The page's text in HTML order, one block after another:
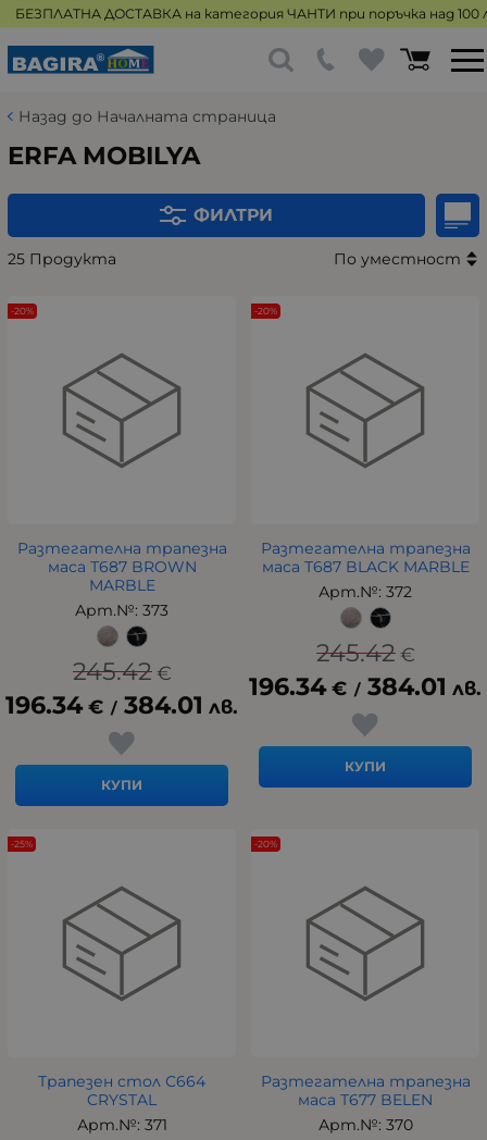
БЕЗПЛАТНА ДОСТАВКА на категория ЧАНТИ при поръчка над 100
Назад до Началната страница
ERFA MOBILYA
ФИЛТРИ
25 Продукта По уместност
Разтегателна трапезна
маса Т687 BROWN
MARBLE
Арт.№: 373
245.42 €
196.34 € / 384.01 лв.
КУПИ
-20%
Разтегателна трапезна
маса Т687 BLACK MARBLE
Арт.№: 372
245.42 €
196.34 € / 384.01 лв.
КУПИ
-20%
Трапезен стол С664
CRYSTAL
Арт.№: 371
-25%
Разтегателна трапезна
маса Т677 BELEN
Арт.№: 370
-20%